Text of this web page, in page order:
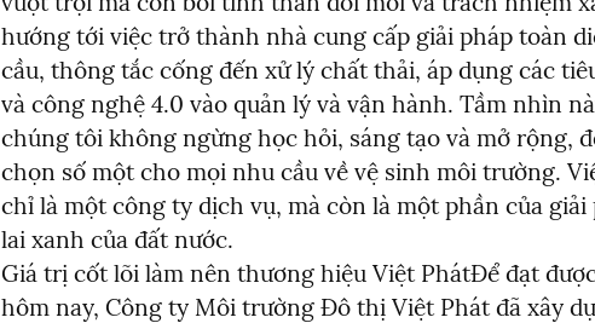
hướng tới việc trở thành nhà cung cấp giải pháp toàn
cầu, thông tắc cống đến xử lý chất thải, áp dụng các
và công nghệ 4.0 vào quản lý và vận hành. Tầm nhìn
chúng tôi không ngừng học hỏi, sáng tạo và mở rộng,
chọn số một cho mọi nhu cầu về vệ sinh môi trường.
chỉ là một công ty dịch vụ, mà còn là một phần của
lai xanh của đất nước.
Giá trị cốt lõi làm nên thương hiệu Việt PhátĐể đạt
hôm nay, Công ty Môi trường Đô thị Việt Phát đã xây